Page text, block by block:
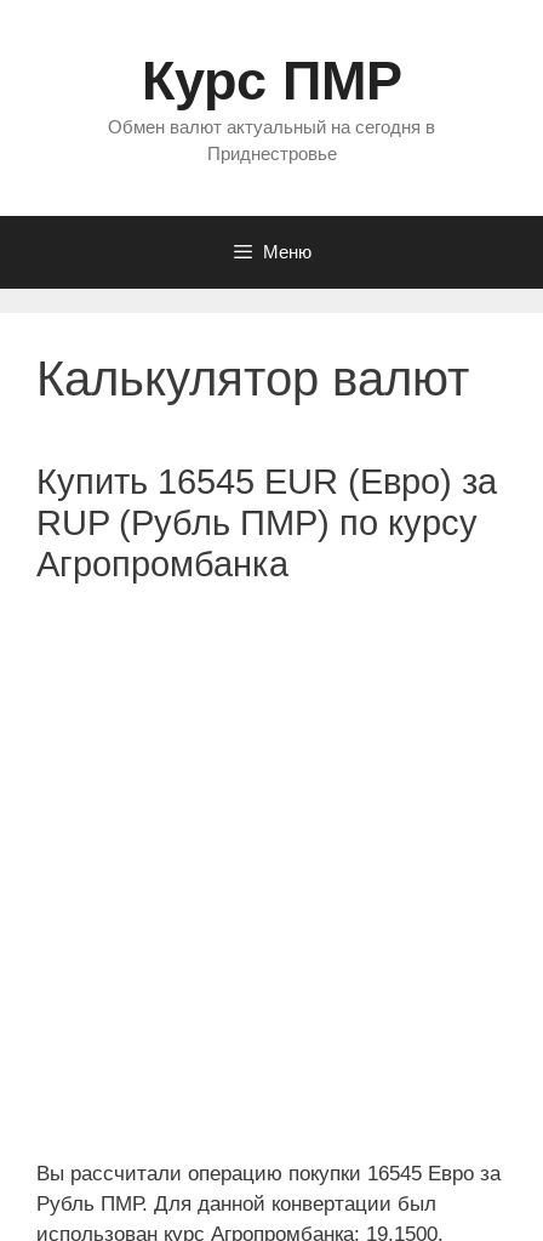
Курс ПМР
Обмен валют актуальный на сегодня в
Приднестровье
Меню
Калькулятор валют
Купить 16545 EUR (Евро) за
RUP (Рубль ПМР) по курсу
Агропромбанка
Вы рассчитали операцию покупки 16545 Евро за
Рубль ПМР. Для данной конвертации был
использован курс Агропромбанка: 19.1500.